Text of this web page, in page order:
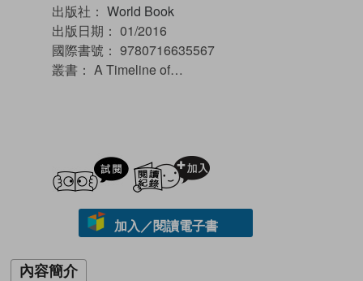
出版社： World Book
出版日期： 01/2016
國際書號： 9780716635567
叢書： A Timeline of…
試閲
加入／閱讀電子書
內容簡介